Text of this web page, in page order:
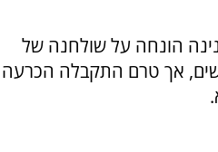
הונחה על שולחנה של
אך טרם התקבלה הכרעה